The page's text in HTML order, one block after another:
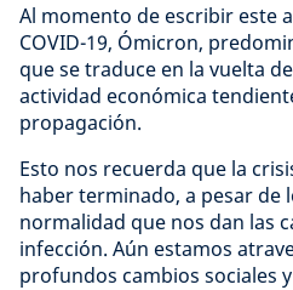
Al momento de escribir este
COVID-19, Ómicron,
que se traduce en la vuelta
actividad económica
propagación.
Esto nos recuerda que la
haber terminado, a pesar de
normalidad que nos dan las
infección. Aún estamos
profundos cambios sociales